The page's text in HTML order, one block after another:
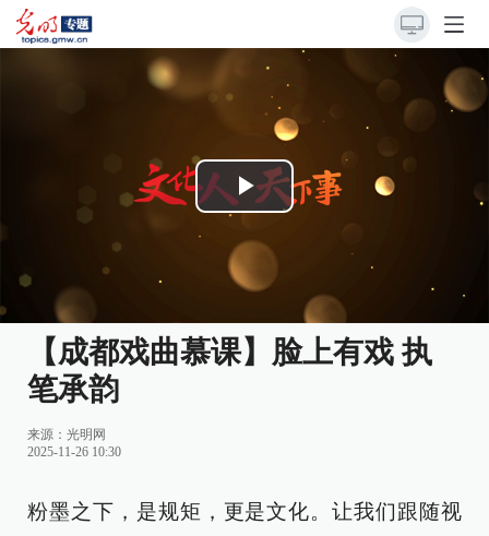
Play
Video
【成都戏曲慕课】脸上有戏 执
笔承韵
来源： 光明网
2025-11-26 10:30
粉墨之下，是规矩，更是文化。让我们跟随视